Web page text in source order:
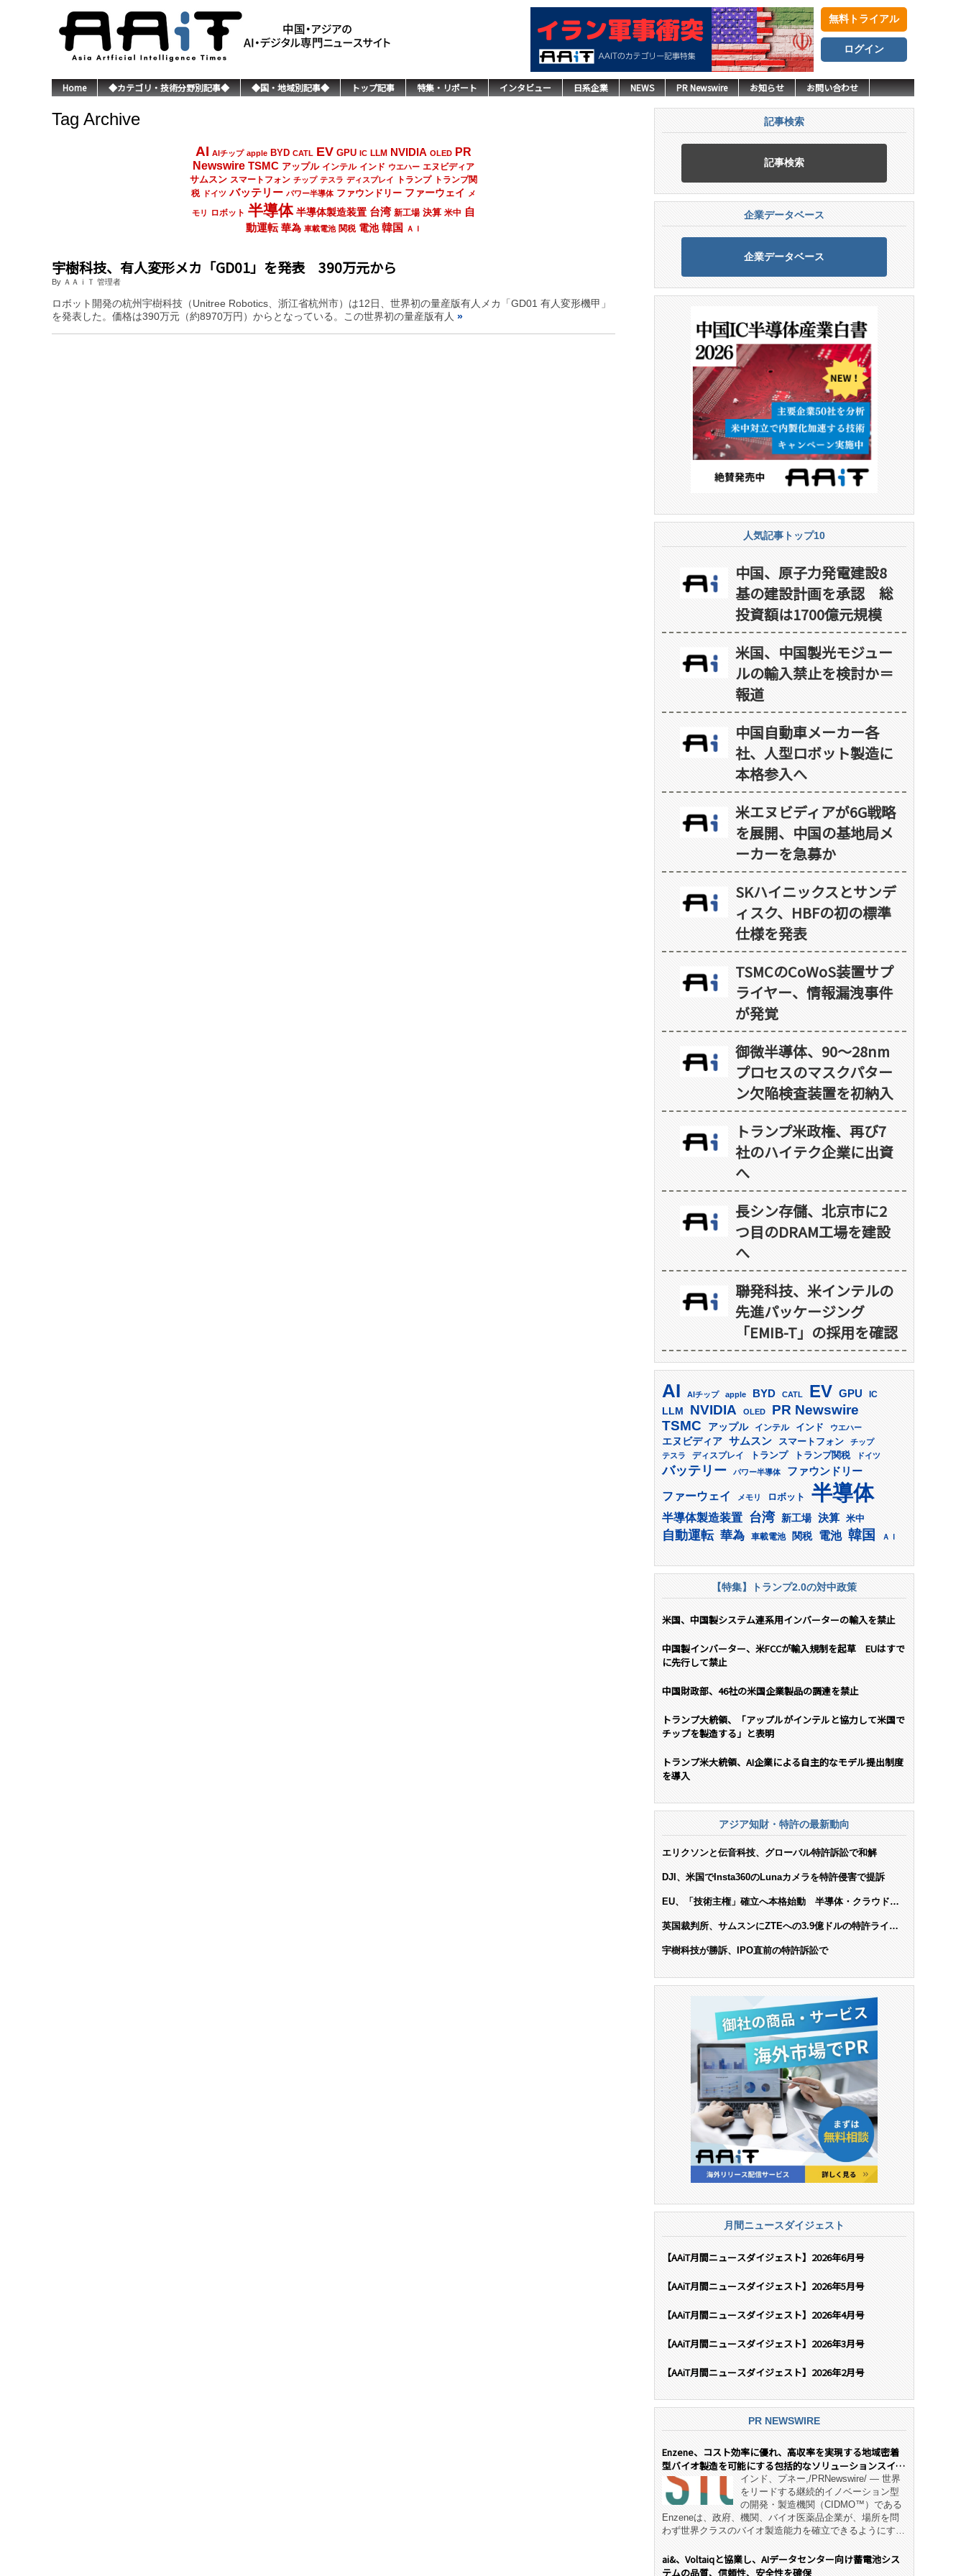
無料トライアル
ログイン
Home ◆カテゴリ・技術分野別記事◆ ◆国・地域別記事◆ トップ記事 特集・リポート インタビュー 日系企業 NEWS PR Newswire お知らせ お問い合わせ
Tag Archive
AI AIチップ apple BYD CATL EV GPU IC LLM NVIDIA OLED PR
Newswire TSMC アップル インテル インド ウエハー エヌビディア
サムスン スマートフォン チップ テスラ ディスプレイ トランプ
トランプ関
税
ドイツ バッテリー パワー半導体 ファウンドリー ファーウェイ メ
モリ ロボット 半導体 半導体製造装置 台湾 新工場 決算 米中 自
動運転 華為 車載電池 関税 電池 韓国 ＡＩ
宇樹科技、有人変形メカ「GD01」を発表 390万元から
By ＡＡｉＴ 管理者
ロボット開発の杭州宇樹科技（Unitree Robotics、浙江省杭州市）は12日、世界初の量産版有人メカ「GD01 有人変形機甲」
を発表した。価格は390万元（約8970万円）からとなっている。この世界初の量産版有人 »
記事検索
記事検索
企業データベース
企業データベース
人気記事トップ10
中国、原子力発電建設8
基の建設計画を承認 総
投資額は1700億元規模
米国、中国製光モジュー
ルの輸入禁止を検討か＝
報道
中国自動車メーカー各
社、人型ロボット製造に
本格参入へ
米エヌビディアが6G戦略
を展開、中国の基地局メ
ーカーを急募か
SKハイニックスとサンデ
ィスク、HBFの初の標準
仕様を発表
TSMCのCoWoS装置サプ
ライヤー、情報漏洩事件
が発覚
御微半導体、90～28nm
プロセスのマスクパター
ン欠陥検査装置を初納入
トランプ米政権、再び7
社のハイテク企業に出資
へ
長シン存儲、北京市に2
つ目のDRAM工場を建設
へ
聯発科技、米インテルの
先進パッケージング
「EMIB-T」の採用を確認
AI AIチップ apple BYD CATL EV GPU IC
LLM NVIDIA OLED PR Newswire
TSMC アップル インテル インド ウエハー
エヌビディア サムスン スマートフォン
チップ
テスラ
ディスプレイ トランプ トランプ関税 ドイツ
バッテリー パワー半導体 ファウンドリー
ファーウェイ メモリ ロボット 半導体
半導体製造装置 台湾 新工場 決算 米中
自動運転 華為 車載電池 関税 電池 韓国 ＡＩ
【特集】トランプ2.0の対中政策
米国、中国製システム連系用インバーターの輸入を禁止
中国製インバーター、米FCCが輸入規制を起草 EUはすで
に先行して禁止
中国財政部、46社の米国企業製品の調達を禁止
トランプ大統領、「アップルがインテルと協力して米国で
チップを製造する」と表明
トランプ米大統領、AI企業による自主的なモデル提出制度
を導入
アジア知財・特許の最新動向
エリクソンと伝音科技、グローバル特許訴訟で和解
DJI、米国でInsta360のLunaカメラを特許侵害で提訴
EU、「技術主権」確立へ本格始動 半導体・クラウド・
英国裁判所、サムスンにZTEへの3.9億ドルの特許ライセ
宇樹科技が勝訴、IPO直前の特許訴訟で
月間ニュースダイジェスト
【AAiT月間ニュースダイジェスト】2026年6月号
【AAiT月間ニュースダイジェスト】2026年5月号
【AAiT月間ニュースダイジェスト】2026年4月号
【AAiT月間ニュースダイジェスト】2026年3月号
【AAiT月間ニュースダイジェスト】2026年2月号
PR NEWSWIRE
Enzene、コスト効率に優れ、高収率を実現する地域密着
型バイオ製造を可能にする包括的なソリューションスイー
ト「NeX™」 をリリースインド、プネー,/PRNewswire/ — 世界
をリードする継続的イノベーション型
の開発・製造機関（CIDMO™）である
Enzeneは、政府、機関、バイオ医薬品企業が、場所を問
わず世界クラスのバイオ製造能力を確立できるようにす
デル「NeX™」の立ち上げを発表しました。 同社の実績
あるEnzeneX® fully‑connected continuous
ai&、Voltaiqと協業し、AIデータセンター向け蓄電池シス
テムの品質、信頼性、安全性を確保